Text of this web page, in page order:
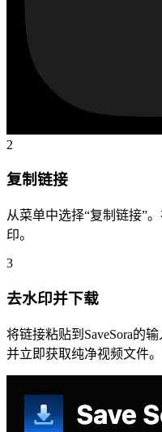
2
复制链接
从菜单中选择“复制链接”
印。
3
去水印并下载
将链接粘贴到SaveSora的
并立即获取纯净视频文件。